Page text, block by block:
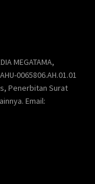
MEGATAMA,
0065806.AH.01.01
Penerbitan Surat
Email: